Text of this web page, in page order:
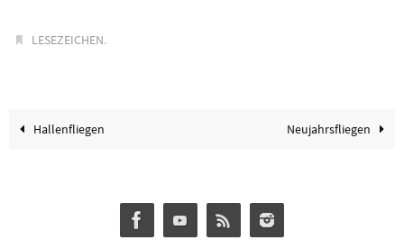
LESEZEICHEN.
Hallenfliegen Neujahrsfliegen